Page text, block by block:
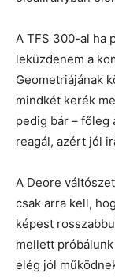
A TFS 300-al ha
leküzdenem a
Geometriájának
mindkét kerék
pedig bár – főleg
reagál, azért jól
A Deore
csak arra kell,
képest
mellett
elég jól